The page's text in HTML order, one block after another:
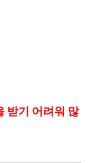
받기 어려워 많